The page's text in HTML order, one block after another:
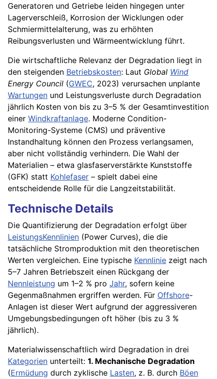
Generatoren und Getriebe leiden hingegen unter
Lagerverschleiß, Korrosion der Wicklungen oder
Schmiermittelalterung, was zu erhöhten
Reibungsverlusten und Wärmeentwicklung führt.
Die wirtschaftliche Relevanz der Degradation liegt in
den steigenden Betriebskosten: Laut Global Wind
Energy Council (GWEC, 2023) verursachen unplante
Wartungen und Leistungsverluste durch Degradation
jährlich Kosten von bis zu 3–5 % der Gesamtinvestition
einer Windkraftanlage. Moderne Condition-
Monitoring-Systeme (CMS) und präventive
Instandhaltung können den Prozess verlangsamen,
aber nicht vollständig verhindern. Die Wahl der
Materialien – etwa glasfaserverstärkte Kunststoffe
(GFK) statt Kohlefaser – spielt dabei eine
entscheidende Rolle für die Langzeitstabilität.
Technische Details
Die Quantifizierung der Degradation erfolgt über
LeistungsKennlinien (Power Curves), die die
tatsächliche Stromproduktion mit den theoretischen
Werten vergleichen. Eine typische Kennlinie zeigt nach
5–7 Jahren Betriebszeit einen Rückgang der
Nennleistung um 1–2 % pro Jahr, sofern keine
Gegenmaßnahmen ergriffen werden. Für Offshore-
Anlagen ist dieser Wert aufgrund der aggressiveren
Umgebungsbedingungen oft höher (bis zu 3 %
jährlich).
Materialwissenschaftlich wird Degradation in drei
Kategorien unterteilt: 1. Mechanische Degradation
(Ermüdung durch zyklische Lasten, z. B. durch Böen